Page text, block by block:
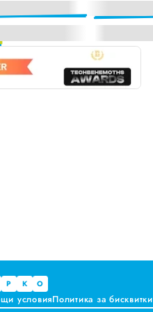
във Варна
Р К О
условияПолитика за бисквитки